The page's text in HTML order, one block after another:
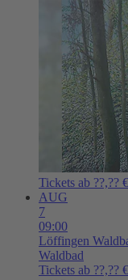
Tickets ab ??,?? €
AUG
7
09:00
Löffingen
Waldbad
Tickets ab ??,?? €